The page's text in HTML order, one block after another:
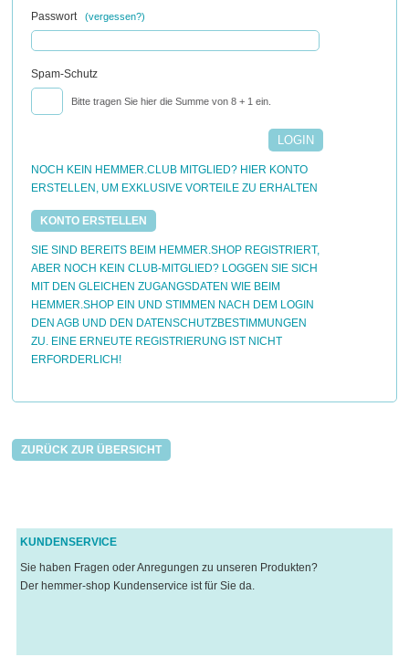
Passwort(vergessen?)
Spam-Schutz
Bitte tragen Sie hier die Summe von 8 + 1 ein.
NOCH KEIN HEMMER.CLUB MITGLIED? HIER KONTO
ERSTELLEN, UM EXKLUSIVE VORTEILE ZU ERHALTEN
KONTO ERSTELLEN
SIE SIND BEREITS BEIM HEMMER.SHOP REGISTRIERT,
ABER NOCH KEIN CLUB-MITGLIED? LOGGEN SIE SICH
MIT DEN GLEICHEN ZUGANGSDATEN WIE BEIM
HEMMER.SHOP EIN UND STIMMEN NACH DEM LOGIN
DEN AGB UND DEN DATENSCHUTZBESTIMMUNGEN
ZU. EINE ERNEUTE REGISTRIERUNG IST NICHT
ERFORDERLICH!
ZURÜCK ZUR ÜBERSICHT
KUNDENSERVICE
Sie haben Fragen oder Anregungen zu unseren Produkten?
Der hemmer-shop Kundenservice ist für Sie da.